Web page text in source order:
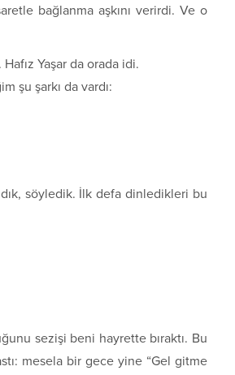
bağlanma aşkını verirdi. Ve o
Yaşar da orada idi.
şu şarkı da vardı:
söyledik. İlk defa dinledikleri bu
sezişi beni hayrette bıraktı. Bu
mesela bir gece yine “Gel gitme